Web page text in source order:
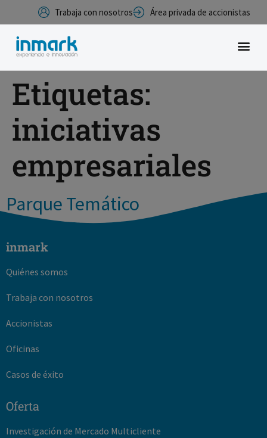
Trabaja con nosotros Área privada de accionistas
Etiquetas:
iniciativas
empresariales
Parque Temático
inmark
Quiénes somos
Trabaja con nosotros
Accionistas
Oficinas
Casos de éxito
Oferta
Investigación de Mercado Multicliente